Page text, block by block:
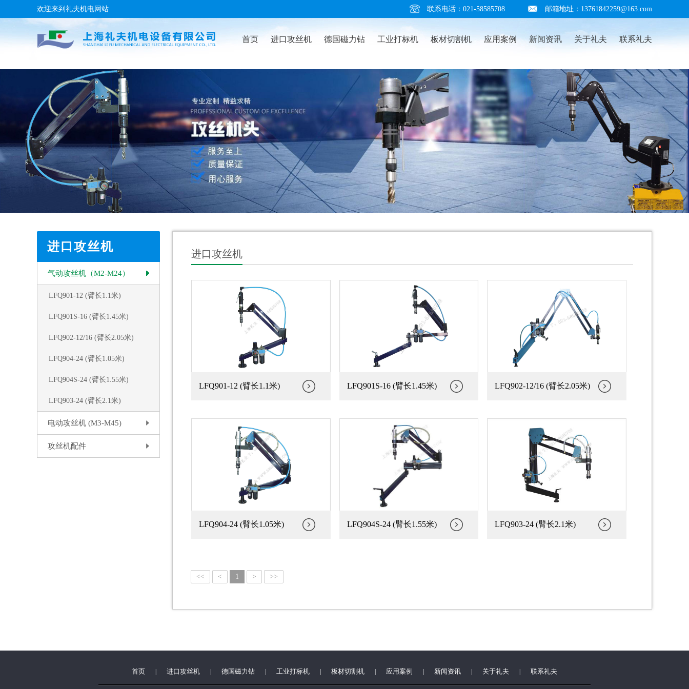
欢迎来到礼夫机电网站 联系电话：021-58585708 邮箱地址：13761842259@163.com
首页 进口攻丝机 德国磁力钻 工业打标机 板材切割机 应用案例 新闻资讯 关于礼夫 联系礼夫
进口攻丝机
气动攻丝机（M2-M24）
LFQ901-12 (臂长1.1米)
LFQ901S-16 (臂长1.45米)
LFQ902-12/16 (臂长2.05米)
LFQ904-24 (臂长1.05米)
LFQ904S-24 (臂长1.55米)
LFQ903-24 (臂长2.1米)
电动攻丝机 (M3-M45)
攻丝机配件
进口攻丝机
LFQ901-12 (臂长1.1米) LFQ901S-16 (臂长1.45米) LFQ902-12/16 (臂长2.05米)
LFQ904-24 (臂长1.05米) LFQ904S-24 (臂长1.55米) LFQ903-24 (臂长2.1米)
<< < 1 > >>
首页 | 进口攻丝机 | 德国磁力钻 | 工业打标机 | 板材切割机 | 应用案例 | 新闻资讯 | 关于礼夫 | 联系礼夫